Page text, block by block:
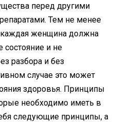
перед другими
Тем не менее
каждая женщина должна
состояние и не
разбора и без
случае это может
здоровья. Принципы
необходимо иметь в
следующие принципы, а